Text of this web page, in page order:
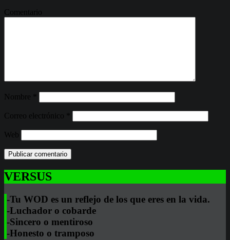
Comentario
Nombre
Correo electrónico
Web
VERSUS
-Tu WOD es un reflejo de los que eres en la vida.
-Luchador o cobarde
-Sincero o mentiroso
-Honesto o tramposo